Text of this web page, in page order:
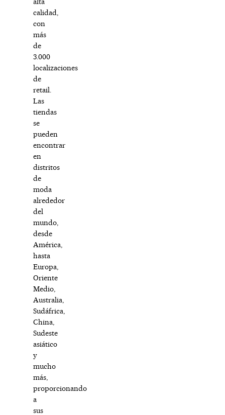
calidad,
con
más
de
3.000
localizaciones
de
retail.
Las
tiendas
se
pueden
encontrar
en
distritos
de
moda
alrededor
del
mundo,
desde
América,
hasta
Europa,
Oriente
Medio,
Australia,
Sudáfrica,
China,
Sudeste
asiático
y
mucho
más,
proporcionando
a
sus